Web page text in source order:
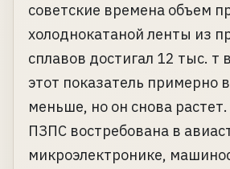
советские времена объем
холоднокатаной ленты из
сплавов достигал 12 тыс. т
этот показатель примерно
меньше, но он снова
ПЗПС востребована в
микроэлектронике,